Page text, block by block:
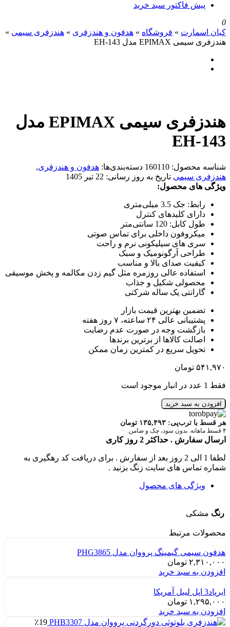
پیش فاکتور سبد خرید
0
کیان اسمارت » فروشگاه » هدفون و هندزفری » هندزفری سیمی »
هندزفری سیمی EPIMAX مدل EH-143
هندزفری سیمی EPIMAX مدل
EH-143
شناسه محصول: 160110 دسته‌بندی‌ها: هدفون و هندزفری,
هندزفری سیمی تاریخ به روز رسانی: 22 تیر 1405
ویژگی های محصول:
رابط: جک 3.5 میلی‌متری
دارای کلیدهای کنترل
طول کابل: 120 سانتی‌متر
میکروفون داخلی برای تماس صوتی
سری های سیلیکونی نرم و راحت
طراحی آرگونومیک و سبک
کیفیت صدای بالا و مناسب
استفاده عالی روزمره مثل گیم زدن مکالمه و پخش موسیقی
محصولی شکیل و جذاب
گارانتی یک ساله شرکتی
تضمین بهترین قیمت بازار
پشتیبانی عالی ۲۴ ساعته، ۷ روز هفته
بازگشت وجه در صورت عدم رضایت
اصالت کالاها از برترین برندها
تحویل سریع در کمترین زمان ممکن
۵۴۱,۹۷۰ تومان
فقط 1 عدد در انبار موجود است
افزودن به سبد خرید
هر قسط با ترب‌پی: ۱۳۵,۴۹۳ تومان
۴ قسط ماهانه. بدون سود، چک و ضامن.
ارسال سفارش . حداکثر 2 روز کاری
لطفا 1 الی 2 روز بعد از سفارش . برای دریافت کد رهگیری به
شماره تماس های سایت زنگ بزنید .
ویژگی های محصول
رنگ مشکی
محصولات مرتبط
هدفون سیمی گیمینگ پرووان مدل PHG3865
۲,۳۱۰,۰۰۰ تومان
افزودن به سبد خرید
ایرپاد3 اپل لیبل آمریکا
۱,۲۹۵,۰۰۰ تومان
افزودن به سبد خرید
٪19